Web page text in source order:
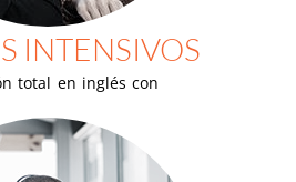
INTENSIVOS
total en inglés con